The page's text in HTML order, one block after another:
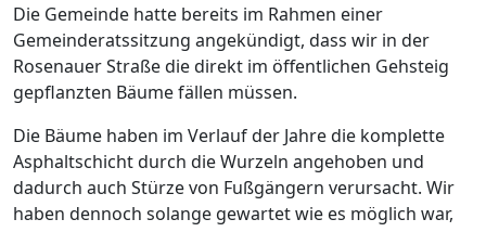
Die Gemeinde hatte bereits im Rahmen einer
Gemeinderatssitzung angekündigt, dass wir in der
Rosenauer Straße die direkt im öffentlichen Gehsteig
gepflanzten Bäume fällen müssen.
Die Bäume haben im Verlauf der Jahre die komplette
Asphaltschicht durch die Wurzeln angehoben und
dadurch auch Stürze von Fußgängern verursacht. Wir
haben dennoch solange gewartet wie es möglich war,